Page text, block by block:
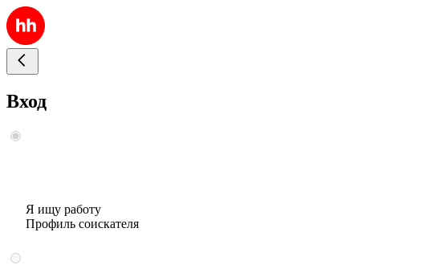
Вход
Я ищу работу
Профиль соискателя